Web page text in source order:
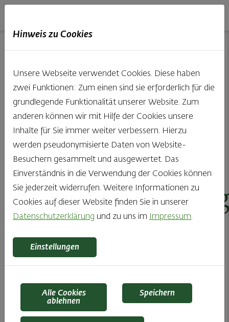
01.03.2022
Tipps und Tricks
für die richtige
Brotlagerung und
Hinweis zu Cookies
Unsere Webseite verwendet Cookies. Diese haben
zwei Funktionen: Zum einen sind sie erforderlich für die
grundlegende Funktionalität unserer Website. Zum
anderen können wir mit Hilfe der Cookies unsere
Inhalte für Sie immer weiter verbessern. Hierzu
werden pseudonymisierte Daten von Website-
Besuchern gesammelt und ausgewertet. Das
Einverständnis in die Verwendung der Cookies können
Sie jederzeit widerrufen. Weitere Informationen zu
Cookies auf dieser Website finden Sie in unserer
Datenschutzerklärung und zu uns im Impressum.
Einstellungen
Alle Cookies
ablehnen
Speichern